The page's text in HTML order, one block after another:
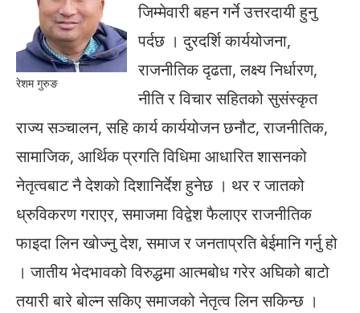
रेशम गुरुङ
जिम्मेवारी बहन गर्ने उत्तरदायी हुनु
पर्दछ । दुरदर्शि कार्ययोजना,
राजनीतिक दृढता, लक्ष्य निर्धारण,
नीति र विचार सहितको सुसंस्कृत
राज्य सञ्चालन, सहि कार्य कार्ययोजन छनौट, राजनीतिक,
सामाजिक, आर्थिक प्रगति विधिमा आधारित शासनको
नेतृत्वबाट नै देशको दिशानिर्देश हुनेछ । थर र जातको
ध्रुविकरण गराएर, समाजमा विद्वेश फैलाएर राजनीतिक
फाइदा लिन खोज्नु देश, समाज र जनताप्रति बेईमानि गर्नु हो
। जातीय भेदभावको विरुद्धमा आत्मबोध गरेर अघिको बाटो
तयारी बारे बोल्न सकिए समाजको नेतृत्व लिन सकिन्छ ।